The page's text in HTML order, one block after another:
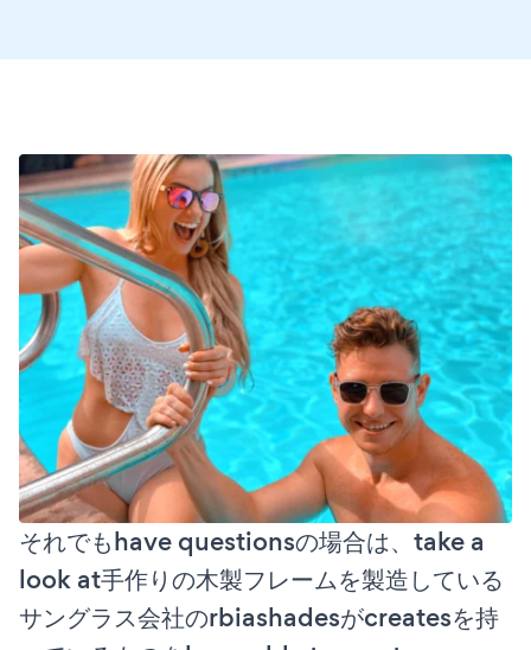
それでもhave questionsの場合は、take a
look at手作りの木製フレームを製造している
サングラス会社のrbiashadesがcreatesを持